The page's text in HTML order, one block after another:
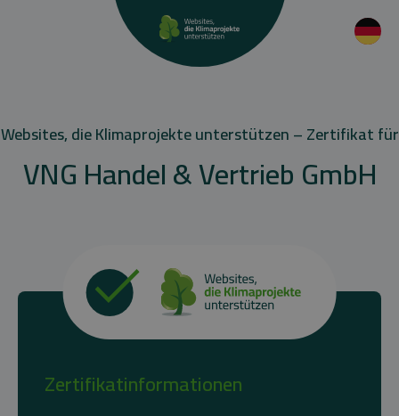
Websites, die Klimaprojekte unterstützen – Zertifikat für
VNG Handel & Vertrieb GmbH
Zertifikatinformationen